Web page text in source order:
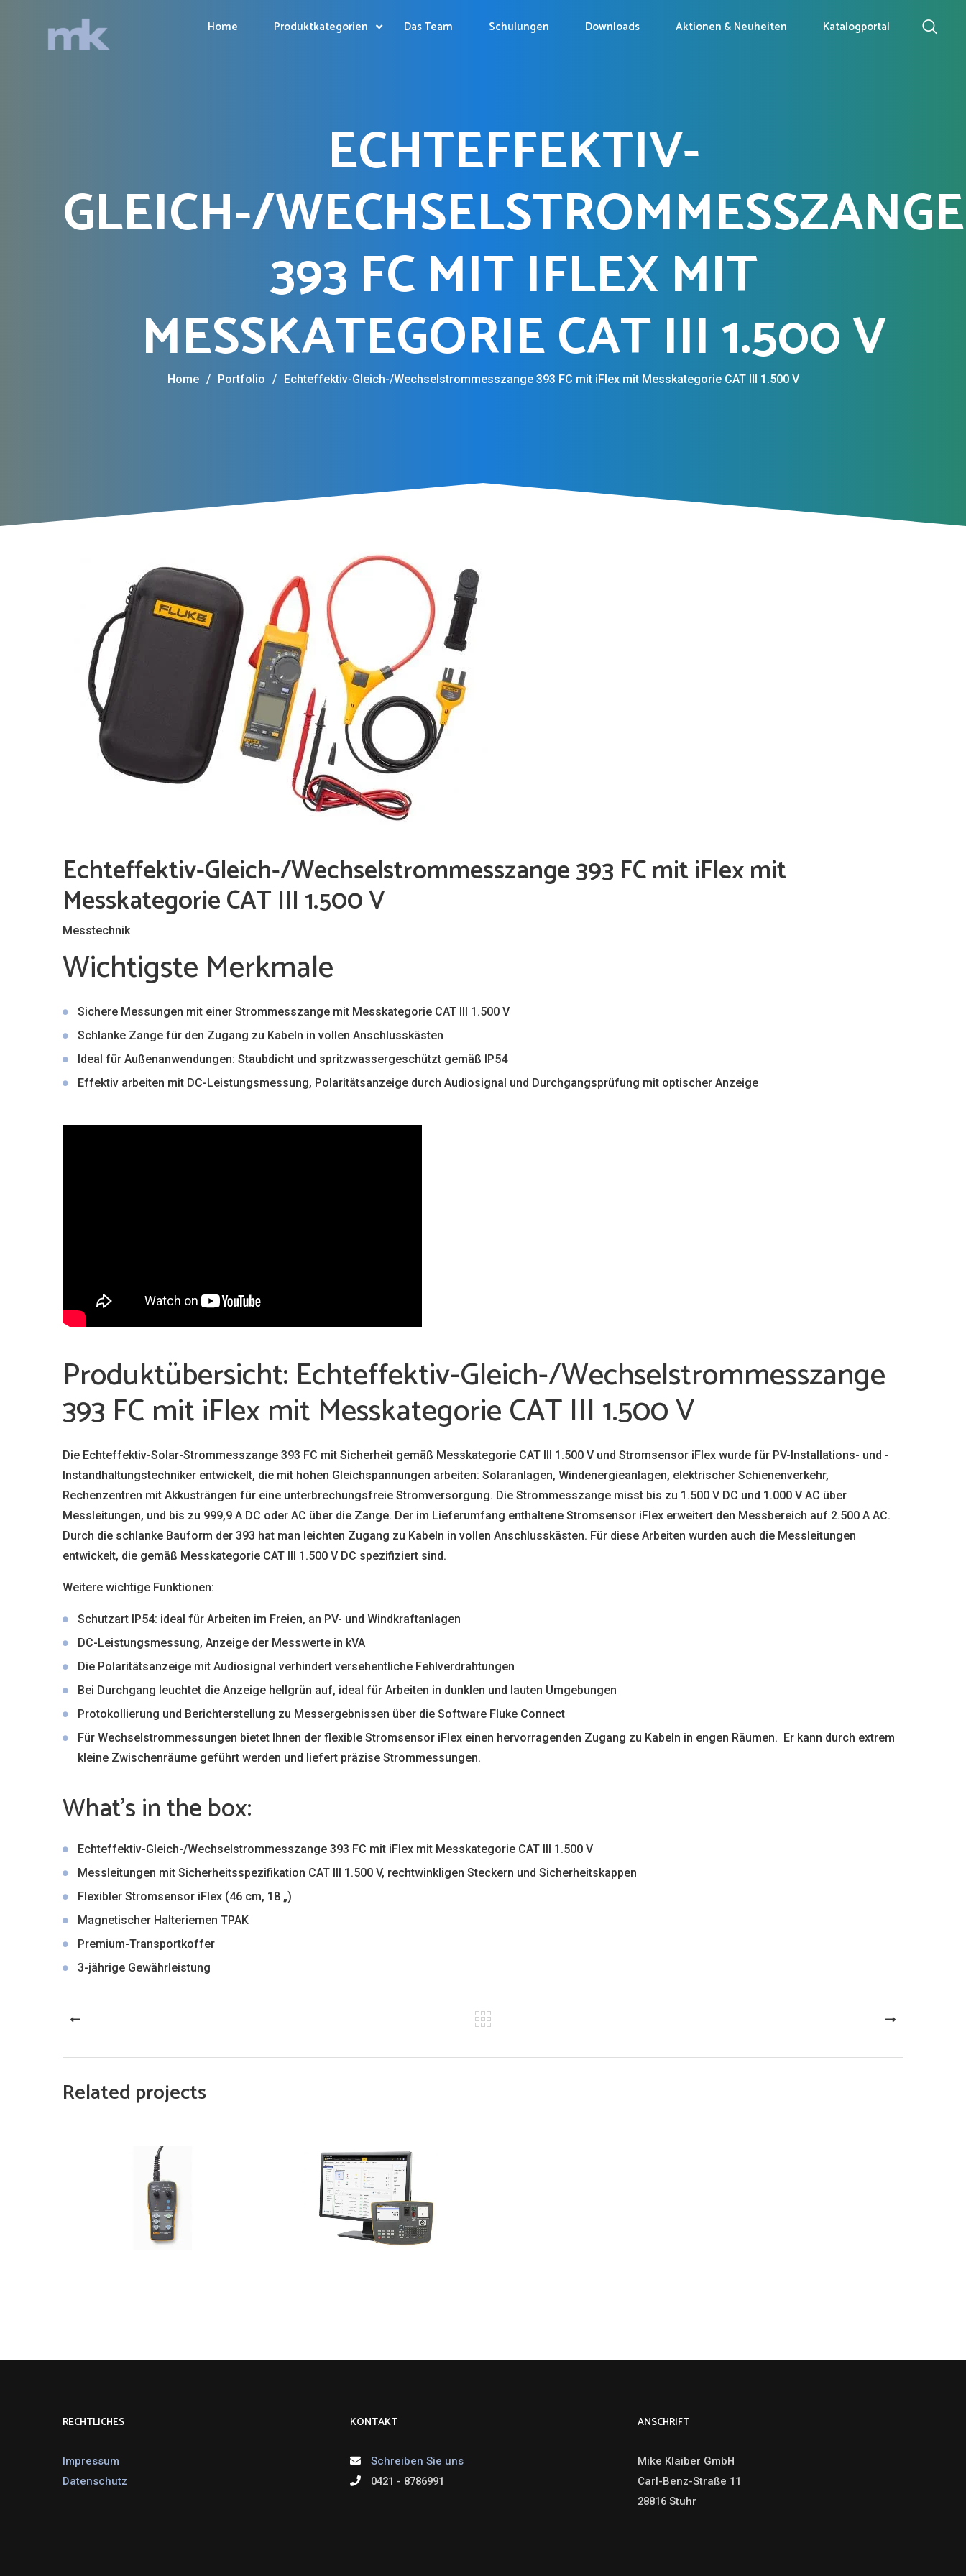
Home Produktkategorien Das Team Schulungen Downloads Aktionen & Neuheiten Katalogportal
ECHTEFFEKTIV-
GLEICH-/WECHSELSTROMMESSZANGE
393 FC MIT IFLEX MIT
MESSKATEGORIE CAT III 1.500 V
Home / Portfolio / Echteffektiv-Gleich-/Wechselstrommesszange 393 FC mit iFlex mit Messkategorie CAT III 1.500 V
Echteffektiv-Gleich-/Wechselstrommesszange 393 FC mit iFlex mit
Messkategorie CAT III 1.500 V
Messtechnik
Wichtigste Merkmale
Sichere Messungen mit einer Strommesszange mit Messkategorie CAT III 1.500 V
Schlanke Zange für den Zugang zu Kabeln in vollen Anschlusskästen
Ideal für Außenanwendungen: Staubdicht und spritzwassergeschützt gemäß IP54
Effektiv arbeiten mit DC-Leistungsmessung, Polaritätsanzeige durch Audiosignal und Durchgangsprüfung mit optischer Anzeige
Produktübersicht: Echteffektiv-Gleich-/Wechselstrommesszange
393 FC mit iFlex mit Messkategorie CAT III 1.500 V
Die Echteffektiv-Solar-Strommesszange 393 FC mit Sicherheit gemäß Messkategorie CAT III 1.500 V und Stromsensor iFlex wurde für PV-Installations- und -
Instandhaltungstechniker entwickelt, die mit hohen Gleichspannungen arbeiten: Solaranlagen, Windenergieanlagen, elektrischer Schienenverkehr,
Rechenzentren mit Akkusträngen für eine unterbrechungsfreie Stromversorgung. Die Strommesszange misst bis zu 1.500 V DC und 1.000 V AC über
Messleitungen, und bis zu 999,9 A DC oder AC über die Zange. Der im Lieferumfang enthaltene Stromsensor iFlex erweitert den Messbereich auf 2.500 A AC.
Durch die schlanke Bauform der 393 hat man leichten Zugang zu Kabeln in vollen Anschlusskästen. Für diese Arbeiten wurden auch die Messleitungen
entwickelt, die gemäß Messkategorie CAT III 1.500 V DC spezifiziert sind.
Weitere wichtige Funktionen:
Schutzart IP54: ideal für Arbeiten im Freien, an PV- und Windkraftanlagen
DC-Leistungsmessung, Anzeige der Messwerte in kVA
Die Polaritätsanzeige mit Audiosignal verhindert versehentliche Fehlverdrahtungen
Bei Durchgang leuchtet die Anzeige hellgrün auf, ideal für Arbeiten in dunklen und lauten Umgebungen
Protokollierung und Berichterstellung zu Messergebnissen über die Software Fluke Connect
Für Wechselstrommessungen bietet Ihnen der flexible Stromsensor iFlex einen hervorragenden Zugang zu Kabeln in engen Räumen. Er kann durch extrem
kleine Zwischenräume geführt werden und liefert präzise Strommessungen.
What’s in the box:
Echteffektiv-Gleich-/Wechselstrommesszange 393 FC mit iFlex mit Messkategorie CAT III 1.500 V
Messleitungen mit Sicherheitsspezifikation CAT III 1.500 V, rechtwinkligen Steckern und Sicherheitskappen
Flexibler Stromsensor iFlex (46 cm, 18 „)
Magnetischer Halteriemen TPAK
Premium-Transportkoffer
3-jährige Gewährleistung
PREV NEXT
Related projects
RECHTLICHES
Impressum
Datenschutz
KONTAKT
Schreiben Sie uns
0421 - 8786991
ANSCHRIFT
Mike Klaiber GmbH
Carl-Benz-Straße 11
28816 Stuhr